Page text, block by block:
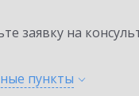
заявку на
пункты